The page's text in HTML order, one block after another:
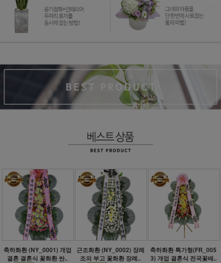
축하화환 (NY_0001) 개업
결혼 결혼식 꽃화환 싼..
근조화환 (NY_0002) 장례
조의 부고 꽃화환 장례..
축하화환 특가형(FR_005
3) 개업 결혼식 전국꽃배..